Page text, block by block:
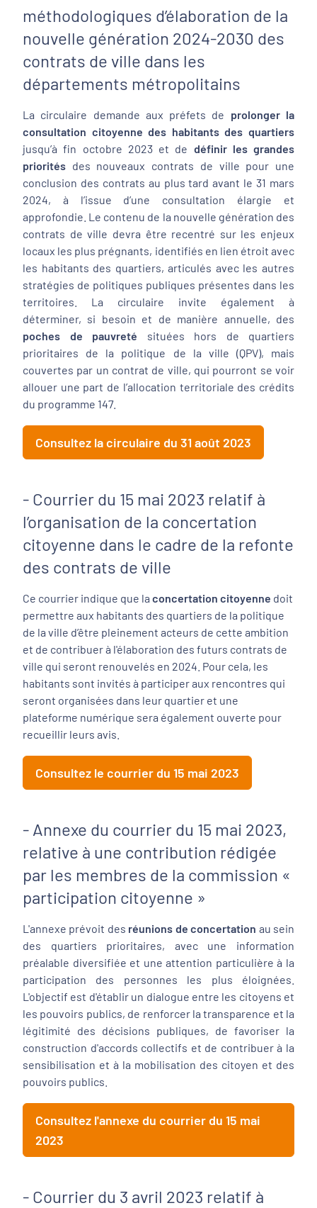
méthodologiques d’élaboration de la
nouvelle génération 2024-2030 des
contrats de ville dans les
départements métropolitains
La circulaire demande aux préfets de prolonger la
consultation citoyenne des habitants des quartiers
jusqu’à fin octobre 2023 et de définir les grandes
priorités des nouveaux contrats de ville pour une
conclusion des contrats au plus tard avant le 31 mars
2024, à l’issue d’une consultation élargie et
approfondie. Le contenu de la nouvelle génération des
contrats de ville devra être recentré sur les enjeux
locaux les plus prégnants, identifiés en lien étroit avec
les habitants des quartiers, articulés avec les autres
stratégies de politiques publiques présentes dans les
territoires. La circulaire invite également à
déterminer, si besoin et de manière annuelle, des
poches de pauvreté situées hors de quartiers
prioritaires de la politique de la ville (QPV), mais
couvertes par un contrat de ville, qui pourront se voir
allouer une part de l’allocation territoriale des crédits
du programme 147.
Consultez la circulaire du 31 août 2023
- Courrier du 15 mai 2023 relatif à
l’organisation de la concertation
citoyenne dans le cadre de la refonte
des contrats de ville
Ce courrier indique que la concertation citoyenne doit
permettre aux habitants des quartiers de la politique
de la ville d’être pleinement acteurs de cette ambition
et de contribuer à l'élaboration des futurs contrats de
ville qui seront renouvelés en 2024. Pour cela, les
habitants sont invités à participer aux rencontres qui
seront organisées dans leur quartier et une
plateforme numérique sera également ouverte pour
recueillir leurs avis.
Consultez le courrier du 15 mai 2023
- Annexe du courrier du 15 mai 2023,
relative à une contribution rédigée
par les membres de la commission «
participation citoyenne »
L'annexe prévoit des réunions de concertation au sein
des quartiers prioritaires, avec une information
préalable diversifiée et une attention particulière à la
participation des personnes les plus éloignées.
L'objectif est d'établir un dialogue entre les citoyens et
les pouvoirs publics, de renforcer la transparence et la
légitimité des décisions publiques, de favoriser la
construction d'accords collectifs et de contribuer à la
sensibilisation et à la mobilisation des citoyen et des
pouvoirs publics.
Consultez l'annexe du courrier du 15 mai
2023
- Courrier du 3 avril 2023 relatif à